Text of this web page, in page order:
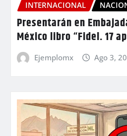
INTERNACIONAL
Presentarán en
México libro “Fidel. 17
Ejemplomx Ago 3,